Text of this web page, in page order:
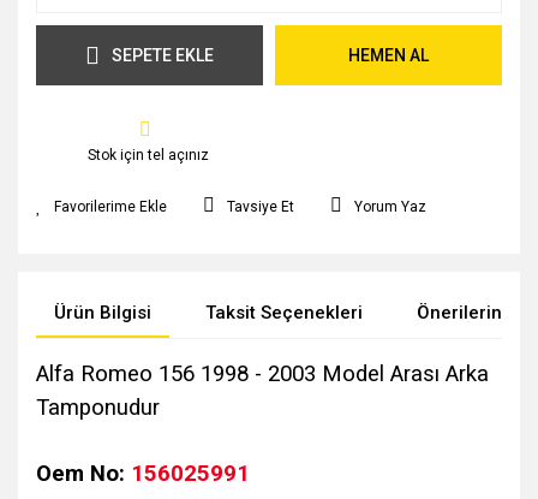
SEPETE EKLE HEMEN AL
Stok için tel açınız
Tavsiye Et Yorum Yaz
Ürün Bilgisi Taksit Seçenekleri Önerileriniz
Alfa Romeo 156 1998 - 2003 Model Arası Arka
Tamponudur
Oem No: 156025991